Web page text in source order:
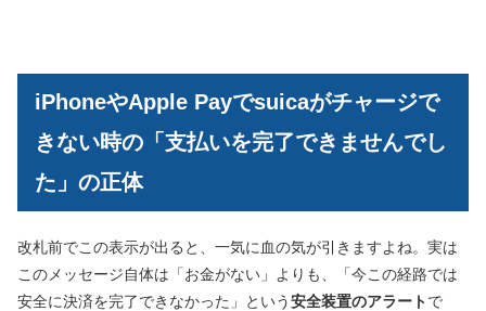
iPhoneやApple Payでsuicaがチャージで
きない時の「支払いを完了できませんでし
た」の正体
改札前でこの表示が出ると、一気に血の気が引きますよね。実は
このメッセージ自体は「お金がない」よりも、「今この経路では
安全に決済を完了できなかった」という安全装置のアラートで